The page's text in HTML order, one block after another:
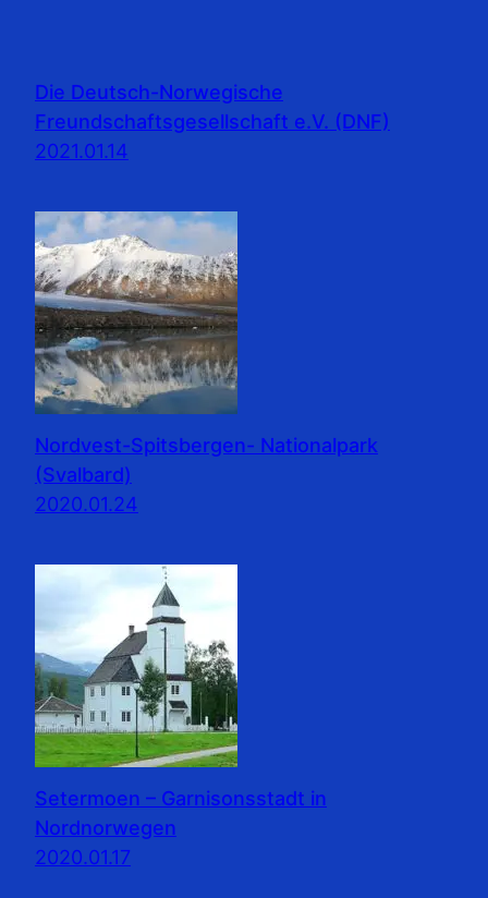
Die Deutsch-Norwegische
Freundschaftsgesellschaft e.V. (DNF)
2021.01.14
Nordvest-Spitsbergen- Nationalpark
(Svalbard)
2020.01.24
Setermoen – Garnisonsstadt in
Nordnorwegen
2020.01.17